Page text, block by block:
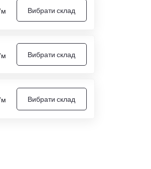
м Вибрати склад
м Вибрати склад
м Вибрати склад